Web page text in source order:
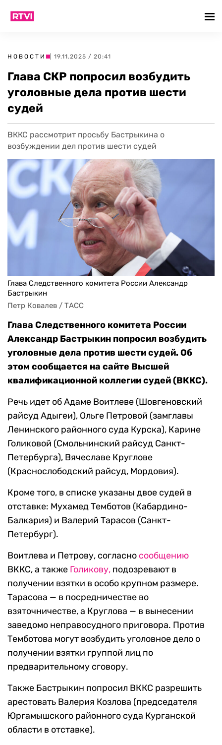
НОВОСТИ | 19.11.2025 / 20:41
Глава СКР попросил возбудить
уголовные дела против шести
судей
ВККС рассмотрит просьбу Бастрыкина о
возбуждении дел против шести судей
Глава Следственного комитета России Александр
Бастрыкин
Петр Ковалев / ТАСС
Глава Следственного комитета России
Александр Бастрыкин попросил возбудить
уголовные дела против шести судей. Об
этом сообщается на сайте Высшей
квалификационной коллегии судей (ВККС).
Речь идет об Адаме Воитлеве (Шовгеновский
райсуд Адыгеи), Ольге Петровой (замглавы
Ленинского районного суда Курска), Карине
Голиковой (Смольнинский райсуд Санкт-
Петербурга), Вячеславе Круглове
(Краснослободский райсуд, Мордовия).
Кроме того, в списке указаны двое судей в
отставке: Мухамед Темботов (Кабардино-
Балкария) и Валерий Тарасов (Санкт-
Петербург).
Воитлева и Петрову, согласно сообщению
ВККС, а также Голикову, подозревают в
получении взятки в особо крупном размере.
Тарасова — в посредничестве во
взяточничестве, а Круглова — в вынесении
заведомо неправосудного приговора. Против
Темботова могут возбудить уголовное дело о
получении взятки группой лиц по
предварительному сговору.
Также Бастрыкин попросил ВККС разрешить
арестовать Валерия Козлова (председателя
Юргамышского районного суда Курганской
области в отставке).